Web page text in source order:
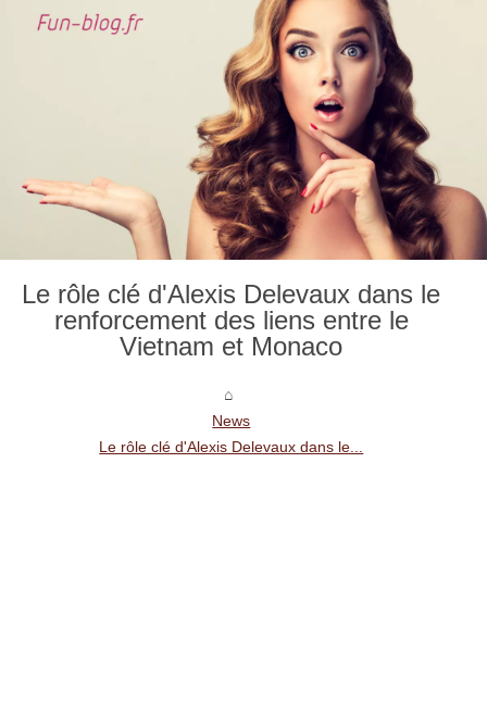
Le rôle clé d'Alexis Delevaux dans le
renforcement des liens entre le
Vietnam et Monaco
News
Le rôle clé d'Alexis Delevaux dans le...